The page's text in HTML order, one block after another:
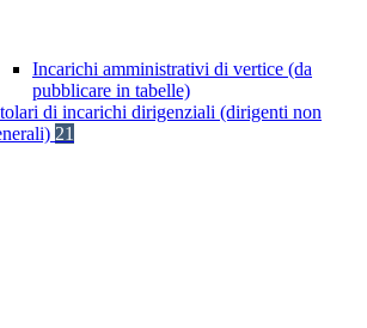
Incarichi amministrativi di vertice (da
pubblicare in tabelle)
di incarichi dirigenziali (dirigenti non
21